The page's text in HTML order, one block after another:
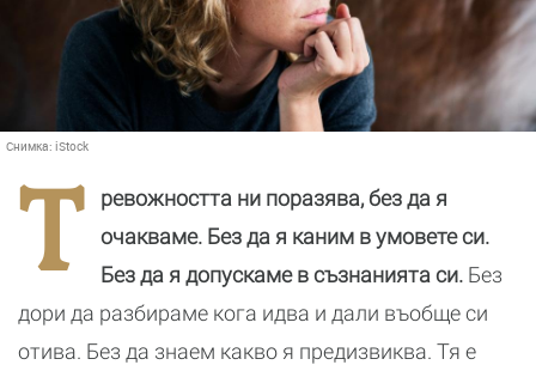
Снимка: iStock
Т
ревожността ни поразява, без да я
очакваме. Без да я каним в умовете си.
Без да я допускаме в съзнанията си. Без
дори да разбираме кога идва и дали въобще си
отива. Без да знаем какво я предизвиква. Тя е